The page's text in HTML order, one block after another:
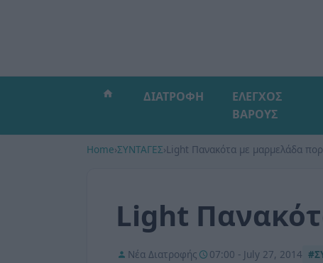
ΔΙΑΤΡΟΦΗ
ΕΛΕΓΧΟΣ
ΒΑΡΟΥΣ
Home›ΣΥΝΤΑΓΕΣ›Light Πανακότα με μαρμελάδα
Light
Νέα Διατροφής 07:00 - July 27, 2014